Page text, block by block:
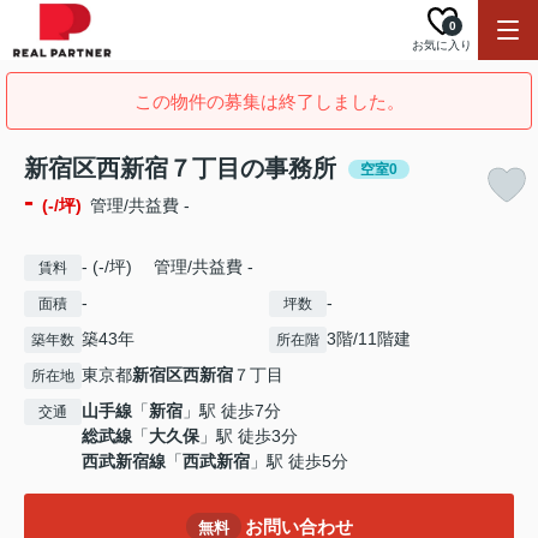
お気に入り
0
この物件の募集は終了しました。
新宿区西新宿７丁目の事務所 空室0
- (-/坪) 管理/共益費 -
賃料 - (-/坪) 管理/共益費 -
面積 - 坪数 -
築年数 築43年 所在階 3階/11階建
所在地 東京都新宿区西新宿 ７丁目
交通 山手線 「新宿 」駅 徒歩7分
総武線 「大久保 」駅 徒歩3分
西武新宿線 「西武新宿 」駅 徒歩5分
無料 お問い合わせ